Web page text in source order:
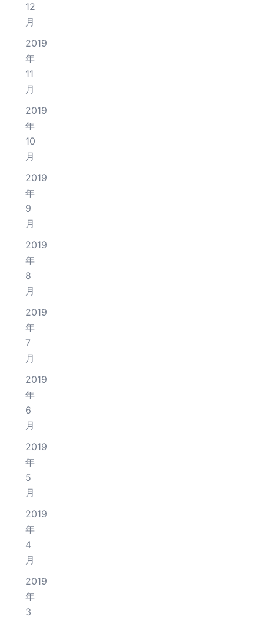
12
月
2019
年
11
月
2019
年
10
月
2019
年
9
月
2019
年
8
月
2019
年
7
月
2019
年
6
月
2019
年
5
月
2019
年
4
月
2019
年
3